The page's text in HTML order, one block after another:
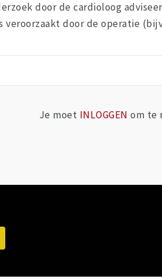
door de cardioloog
veroorzaakt door de operatie
Je moet INLOGGEN om te